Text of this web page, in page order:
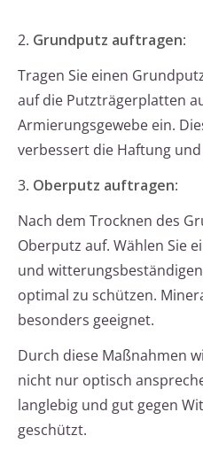
2. Grundputz auftragen:
Tragen Sie einen
auf die Putzträgerplatten
Armierungsgewebe ein.
verbessert die Haftung
3. Oberputz auftragen:
Nach dem Trocknen des
Oberputz auf. Wählen Sie
und
optimal zu schützen.
besonders geeignet.
Durch diese Maßnahmen
nicht nur optisch
langlebig und gut gegen
geschützt.